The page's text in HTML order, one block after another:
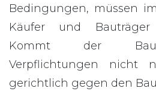
Bedingungen, müssen
Käufer und
Kommt der
Verpflichtungen nicht
gerichtlich gegen den